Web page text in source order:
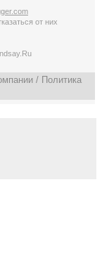
от них
/ Политика